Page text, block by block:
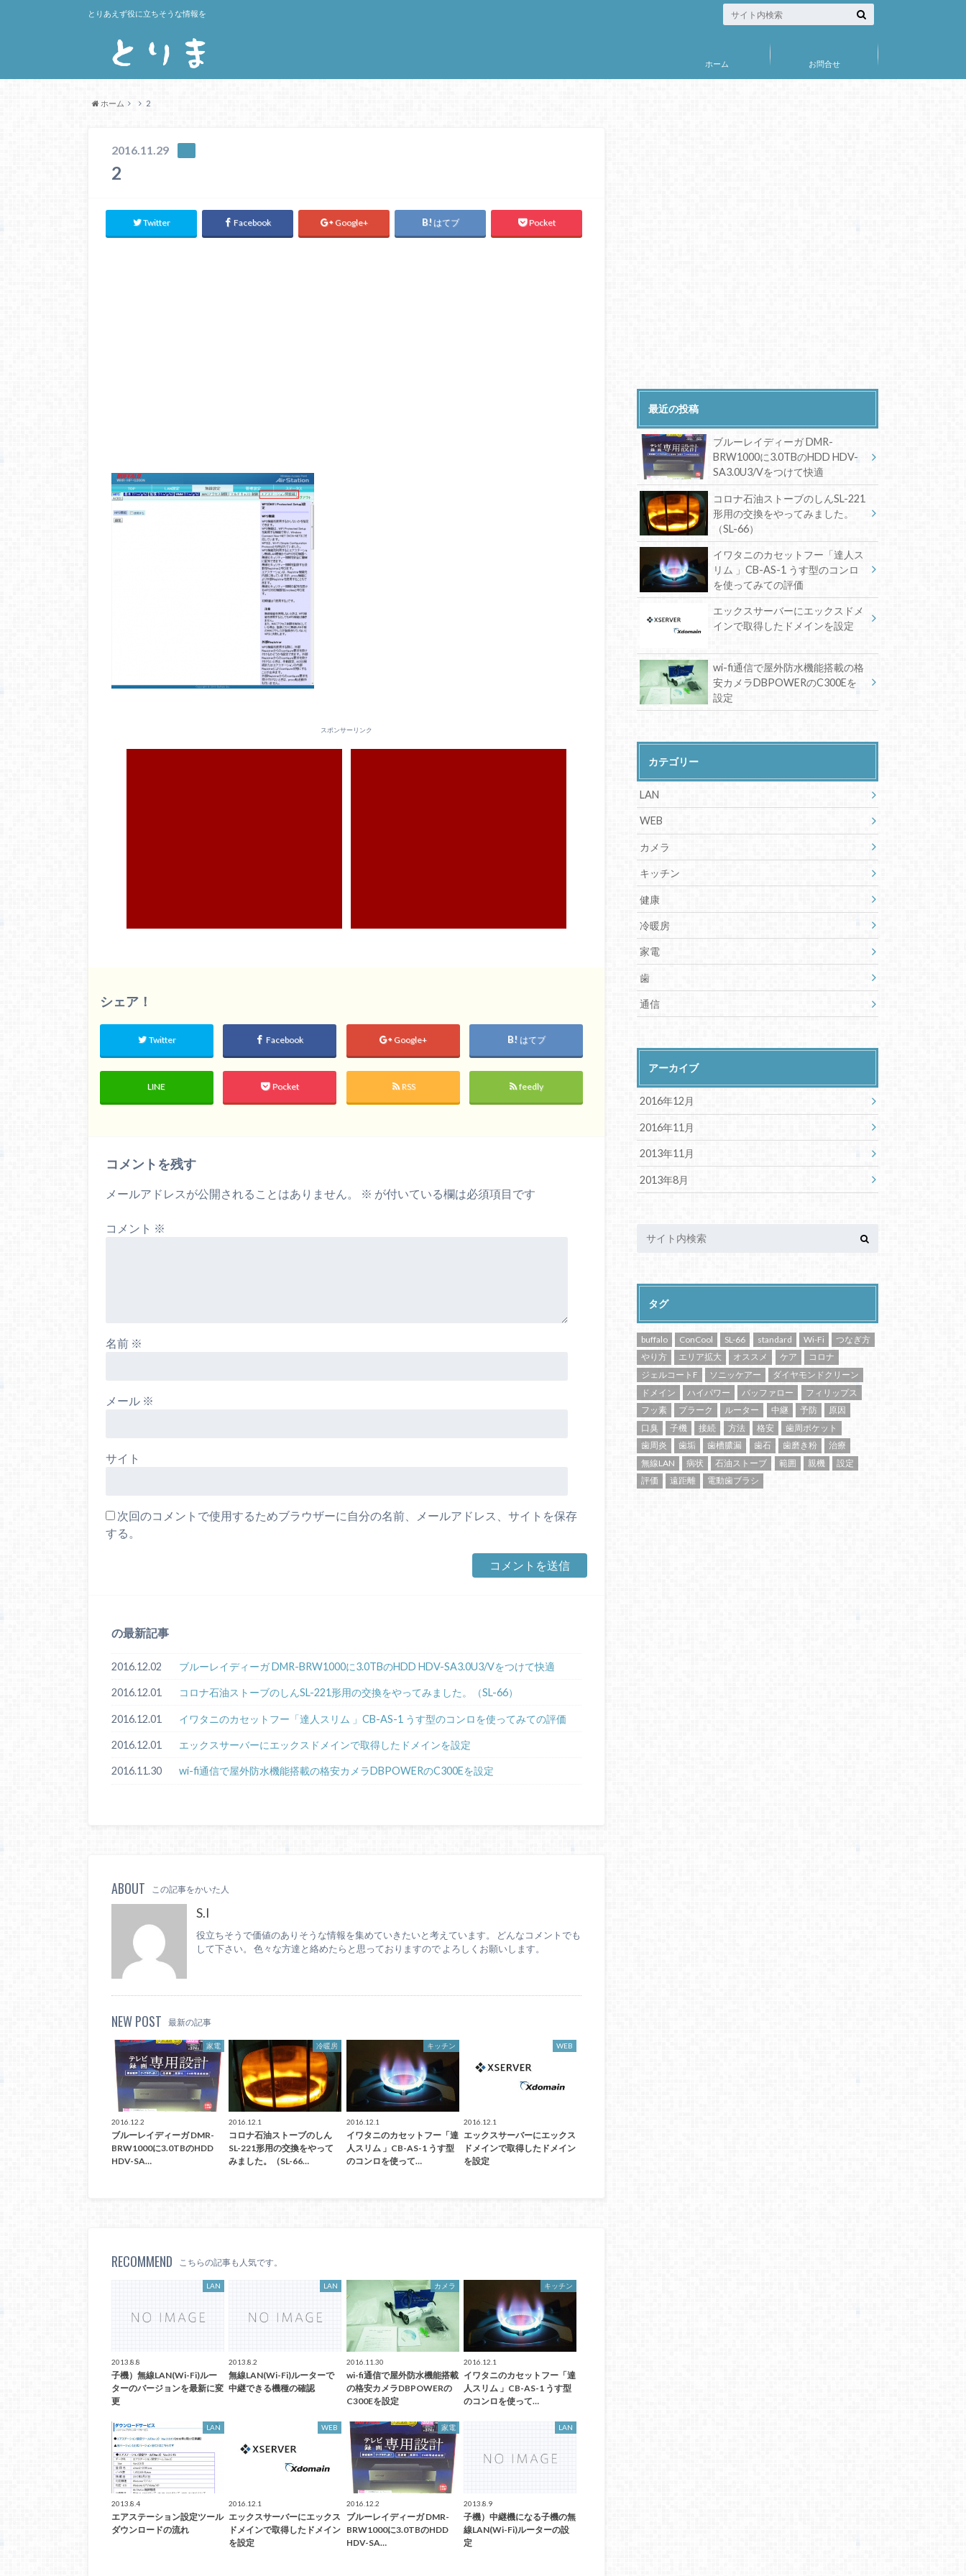
とりあえず役に立ちそうな情報を
ホーム お問合せ
ホーム 2
2016.11.29
2
Twitter Facebook Google+ はてブ Pocket
スポンサーリンク
シェア！
Twitter Facebook Google+ はてブ
LINE Pocket RSS feedly
コメントを残す
メールアドレスが公開されることはありません。 ※ が付いている欄は必須項目です
コメント ※
名前 ※
メール ※
サイト
次回のコメントで使用するためブラウザーに自分の名前、メールアドレス、サイトを保存
する。
の最新記事
2016.12.02 ブルーレイディーガ DMR-BRW1000に3.0TBのHDD HDV-SA3.0U3/Vをつけて快適
2016.12.01 コロナ石油ストーブのしんSL-221形用の交換をやってみました。（SL-66）
2016.12.01 イワタニのカセットフー「達人スリム 」CB-AS-1 うす型のコンロを使ってみての評価
2016.12.01 エックスサーバーにエックスドメインで取得したドメインを設定
2016.11.30 wi-fi通信で屋外防水機能搭載の格安カメラDBPOWERのC300Eを設定
ABOUT この記事をかいた人
S.I
役立ちそうで価値のありそうな情報を集めていきたいと考えています。 どんなコメントでも
して下さい。 色々な方達と絡めたらと思っておりますので よろしくお願いします。
NEW POST 最新の記事
家電
2016.12.2
ブルーレイディーガ DMR-
BRW1000に3.0TBのHDD
HDV-SA…
冷暖房
2016.12.1
コロナ石油ストーブのしん
SL-221形用の交換をやって
みました。（SL-66…
キッチン
2016.12.1
イワタニのカセットフー「達
人スリム 」CB-AS-1 うす型
のコンロを使って…
WEB
2016.12.1
エックスサーバーにエックス
ドメインで取得したドメイン
を設定
RECOMMEND こちらの記事も人気です。
LAN
2013.8.8
子機）無線LAN(Wi-Fi)ルー
ターのバージョンを最新に変
更
LAN
2013.8.2
無線LAN(Wi-Fi)ルーターで
中継できる機種の確認
カメラ
2016.11.30
wi-fi通信で屋外防水機能搭載
の格安カメラDBPOWERの
C300Eを設定
キッチン
2016.12.1
イワタニのカセットフー「達
人スリム 」CB-AS-1 うす型
のコンロを使って…
LAN
2013.8.4
エアステーション設定ツール
ダウンロードの流れ
WEB
2016.12.1
エックスサーバーにエックス
ドメインで取得したドメイン
を設定
家電
2016.12.2
ブルーレイディーガ DMR-
BRW1000に3.0TBのHDD
HDV-SA…
LAN
2013.8.9
子機）中継機になる子機の無
線LAN(Wi-Fi)ルーターの設
定
最近の投稿
ブルーレイディーガ DMR-
BRW1000に3.0TBのHDD HDV-
SA3.0U3/Vをつけて快適
コロナ石油ストーブのしんSL-221
形用の交換をやってみました。
（SL-66）
イワタニのカセットフー「達人ス
リム 」CB-AS-1 うす型のコンロ
を使ってみての評価
エックスサーバーにエックスドメ
インで取得したドメインを設定
wi-fi通信で屋外防水機能搭載の格
安カメラDBPOWERのC300Eを
設定
カテゴリー
LAN
WEB
カメラ
キッチン
健康
冷暖房
家電
歯
通信
アーカイブ
2016年12月
2016年11月
2013年11月
2013年8月
タグ
buffalo ConCool SL-66 standard Wi-Fi
つなぎ方
やり方
エリア拡大 オススメ ケア
コロナ
ジェルコートF
ソニッケアー
ダイヤモンドクリーン
ドメイン
ハイパワー バッファロー
フィリップス
フッ素
プラーク ルーター 中継 予防
原因
口臭
子機 接続 方法 格安
歯周ポケット
歯周炎
歯垢 歯槽膿漏 歯石 歯磨き粉
治療
無線LAN
病状 石油ストーブ 範囲 親機
設定
評価
遠距離 電動歯ブラシ